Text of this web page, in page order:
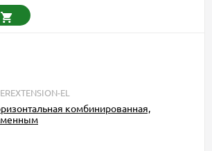
EL
комбинированная,